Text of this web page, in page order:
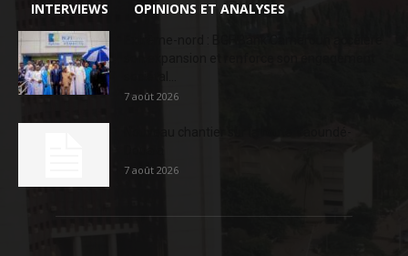
INTERVIEWS OPINIONS ET ANALYSES
7 août 2026
7 août 2026